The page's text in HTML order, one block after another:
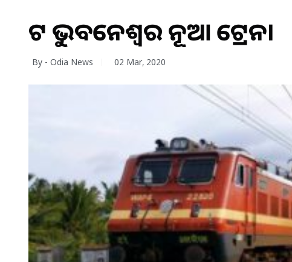
କଟକ ଭୁବନେଶ୍ୱର ନୂଆ ଟ୍ରେନ।
By - Odia News 02 Mar, 2020